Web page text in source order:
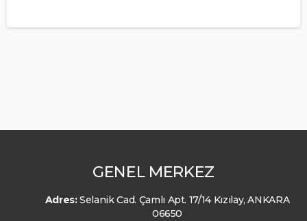
GENEL MERKEZ
Adres:Selanik Cad. Çamlı Apt. 17/14 Kızılay, ANKARA
06650